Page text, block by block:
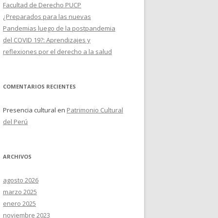
Facultad de Derecho PUCP
¿Preparados para las nuevas
Pandemias luego de la postpandemia
del COVID 19?: Aprendizajes y
reflexiones por el derecho a la salud
COMENTARIOS RECIENTES
Presencia cultural en Patrimonio Cultural
del Perú
ARCHIVOS
agosto 2026
marzo 2025
enero 2025
noviembre 2023